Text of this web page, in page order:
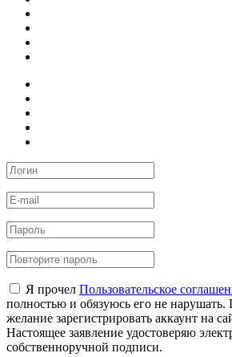
Я прочел Пользовательское
полностью и обязуюсь его не
желание зарегистрировать аккаунт на
Настоящее заявление удостоверяю
собственноручной подписи.